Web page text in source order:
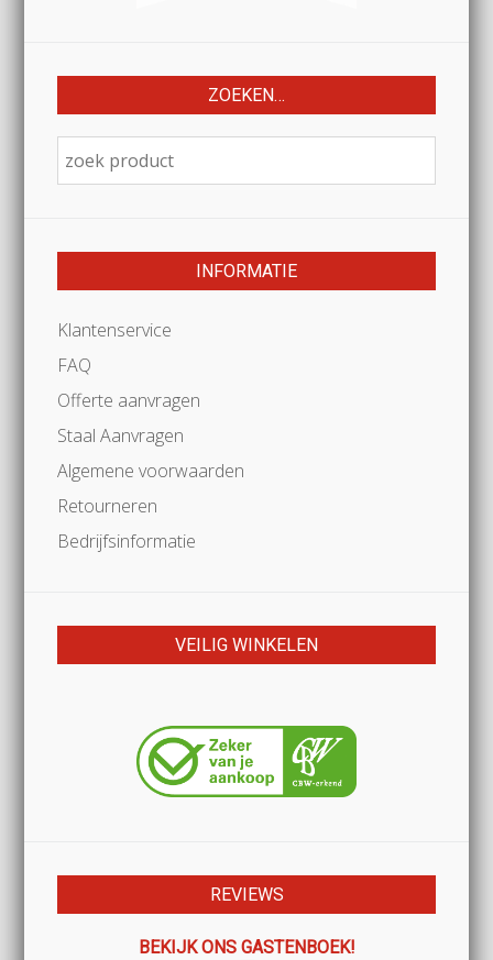
ZOEKEN…
INFORMATIE
Klantenservice
FAQ
Offerte aanvragen
Staal Aanvragen
Algemene voorwaarden
Retourneren
Bedrijfsinformatie
VEILIG WINKELEN
REVIEWS
BEKIJK ONS GASTENBOEK!